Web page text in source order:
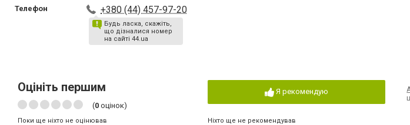
Телефон +380 (44) 457-97-20
Будь ласка, скажіть,
що дізналися номер
на сайті 44.ua
Оцініть першим
(0 оцінок)
Поки ще ніхто не оцінював
Я рекомендую
Ніхто ще не рекомендував